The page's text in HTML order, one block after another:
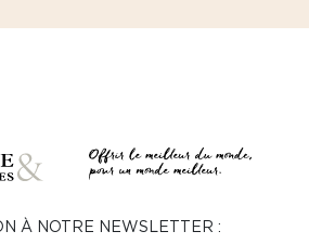
À NOTRE NEWSLETTER :